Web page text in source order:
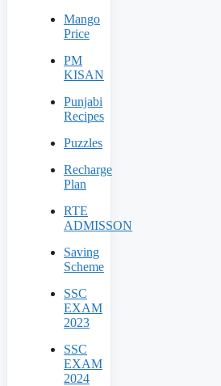
Mango
Price
PM
KISAN
Punjabi
Recipes
Puzzles
Recharge
Plan
RTE
ADMISSON
Saving
Scheme
SSC
EXAM
2023
SSC
EXAM
2024